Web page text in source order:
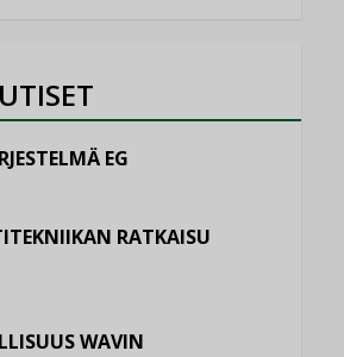
EG
RATKAISU
WAVIN